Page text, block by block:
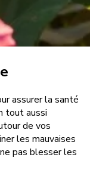
assurer la santé
tout aussi
de vos
les mauvaises
pas blesser les